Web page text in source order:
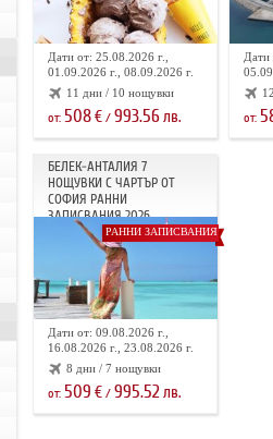
Дати от: 25.08.2026 г.,
01.09.2026 г., 08.09.2026 г.
11 дни / 10 нощувки
от: 508€/ 993.56лв.
Дати
от:
БЕЛЕК-АНТАЛИЯ 7
НОЩУВКИ С ЧАРТЪР ОТ
СОФИЯ РАННИ
ЗАПИСВАНИЯ 2026
РАННИ ЗАПИСВАНИЯ
Дати от: 09.08.2026 г.,
16.08.2026 г., 23.08.2026 г.
8 дни / 7 нощувки
от: 509 €/ 995.52лв.